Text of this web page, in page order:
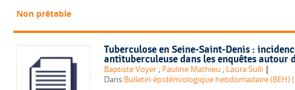
Non prêtable
Tuberculose en Seine-Saint-Denis :
antituberculeuse dans les enquêtes autour
Baptiste Voyer ; Pauline Mathieu ; Laura Sulli |
Dans Bulletin épidémiologique hebdomadaire (BEH)